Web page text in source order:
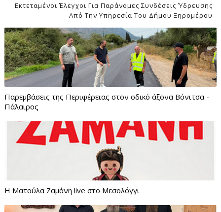
Εκτεταμένοι Έλεγχοι Για Παράνομες Συνδέσεις Ύδρευσης
Από Την Υπηρεσία Του Δήμου Ξηρομέρου
Παρεμβάσεις της Περιφέρειας στον οδικό άξονα Βόνιτσα -
Πάλαιρος
Η Ματούλα Ζαμάνη live στο Μεσολόγγι